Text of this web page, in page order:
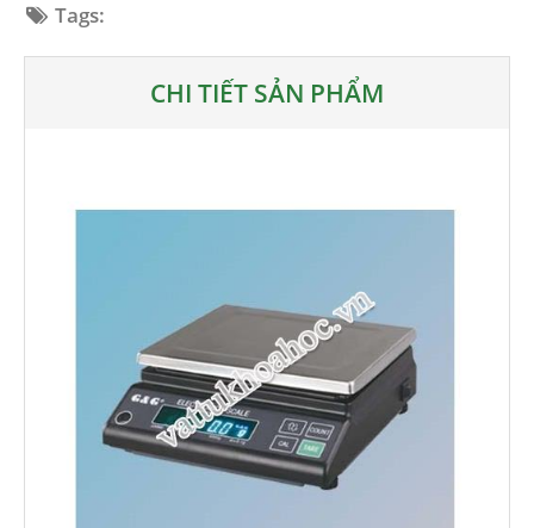
Tags:
CHI TIẾT SẢN PHẨM